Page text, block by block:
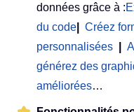
données grâce à :
du code
Créez
personnalisées
générez des
améliorées…